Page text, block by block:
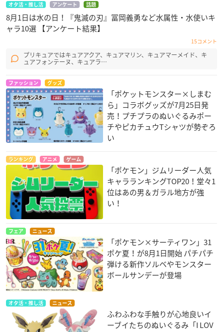
オタ活・推し活 アンケート 話題
8月1日は水の日！『鬼滅の刃』冨岡義勇など水属性・水使いキ
ャラ10選 【アンケート結果】
15コメント
プリキュアではキュアアクア、キュアマリン、キュアマーメイド、キ
ュアフォンテーヌ、キュアラ…
ファッション グッズ
「ポケットモンスター×しまむ
ら」コラボグッズが7月25日発
売！プチプラのぬいぐるみポー
チやピカチュウTシャツが勢ぞろ
い
ランキング アニメ ゲーム
「ポケモン」ジムリーダー人気
キャラランキングTOP20！堂々1
位はあの男＆ガラル地方が強
い！
フェア ニュース
「ポケモン×サーティワン」31
ポケ夏！が8月1日開始 パチパチ
弾ける新作ソルベやモンスター
ボールサンデーが登場
オタ活・推し活 ニュース
ふわふわな手触りが心地良いイ
ーブイたちのぬいぐるみ「I LOV